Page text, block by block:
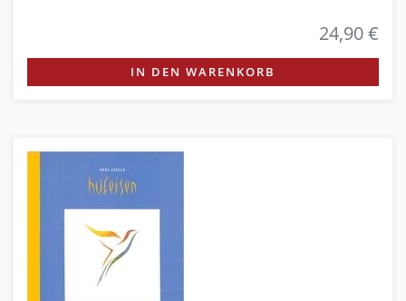
24,90 €
IN DEN WARENKORB